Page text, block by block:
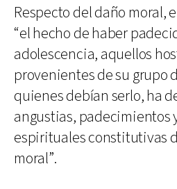
Respecto del daño moral,
“el hecho de haber
adolescencia, aquellos
provenientes de su grupo
quienes debían serlo, ha
angustias, padecimientos
espirituales constitutivas
moral”.